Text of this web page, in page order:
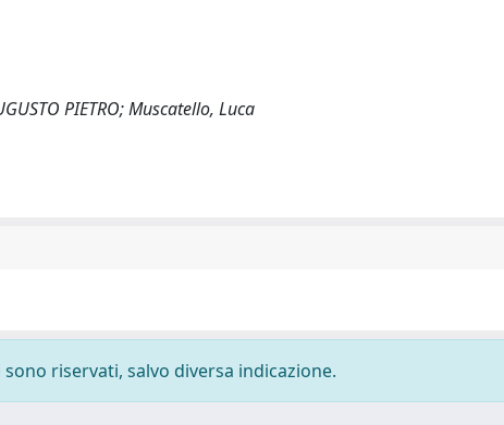
PIETRO; Muscatello, Luca
riservati, salvo diversa indicazione.